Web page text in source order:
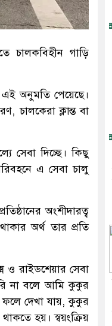
চালকবিহীন গাড়ি
এই অনুমতি পেয়েছে।
চালকেরা ক্লান্ত বা
সেবা দিচ্ছে। কিছু
এ সেবা চালু
অংশীদারত্ব
অর্থ তার প্রতি
ও রাইডশেয়ার সেবা
না বলে আমি কুকুর
ফলে দেখা যায়, কুকুর
হয়। স্বয়ংক্রিয়